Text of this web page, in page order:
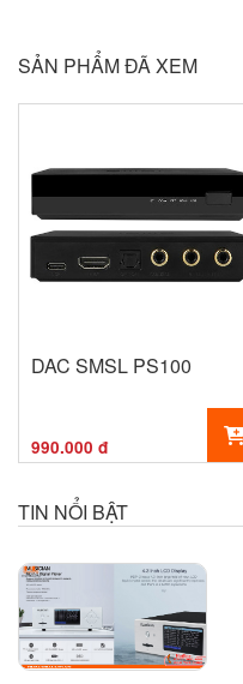
SẢN PHẨM ĐÃ XEM
DAC SMSL PS100
990.000 đ
TIN NỔI BẬT